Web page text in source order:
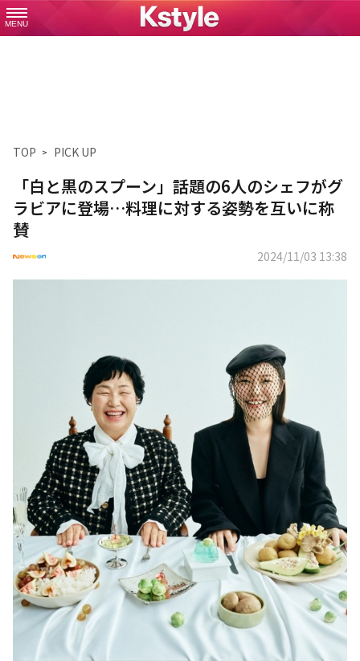
MENU
TOP PICK UP
「白と黒のスプーン」話題の6人のシェフがグ
ラビアに登場…料理に対する姿勢を互いに称
賛
2024/11/03 13:38